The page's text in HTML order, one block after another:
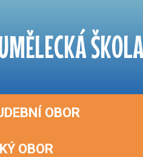
OBOR
OBOR